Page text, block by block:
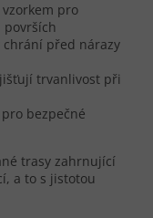
vzorkem pro
chrání před nárazy
trvanlivost při
bezpečné
trasy zahrnující
a to s jistotou